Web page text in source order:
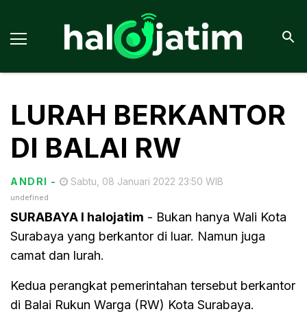
LURAH BERKANTOR
DI BALAI RW
ANDRI - Sabtu, 08 Januari 2022 23:50 WIB
undefined
SURABAYA I halojatim - Bukan hanya Wali Kota
Surabaya yang berkantor di luar. Namun juga
camat dan lurah.
Kedua perangkat pemerintahan tersebut berkantor
di Balai Rukun Warga (RW) Kota Surabaya.